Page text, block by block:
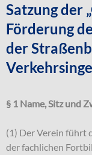
Satzung der
Förderung
der
§ 1 Name, Sitz und
(1) Der Verein führt
der fachlichen